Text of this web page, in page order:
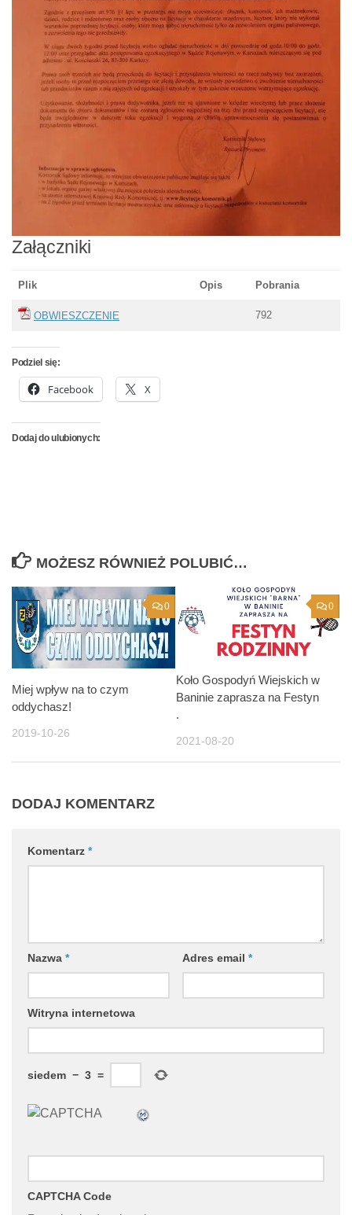
Załączniki
Plik Opis Pobrania
OBWIESZCZENIE 792
Podziel się:
Facebook X
Dodaj do ulubionych:
MOŻESZ RÓWNIEŻ POLUBIĆ…
0
Miej wpływ na to czym
oddychasz!
2019-10-26
0
Koło Gospodyń Wiejskich w
Baninie zaprasza na Festyn
.
2021-08-20
DODAJ KOMENTARZ
Komentarz *
Nazwa * Adres email *
Witryna internetowa
siedem − 3 =
CAPTCHA Code